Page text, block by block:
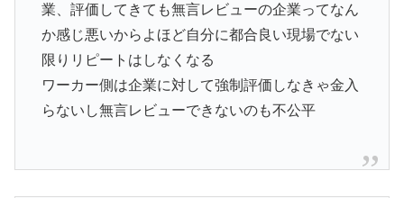
業、評価してきても無言レビューの企業ってなん
か感じ悪いからよほど自分に都合良い現場でない
限りリピートはしなくなる
ワーカー側は企業に対して強制評価しなきゃ金入
らないし無言レビューできないのも不公平